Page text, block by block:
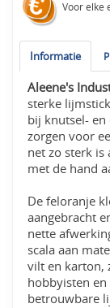
Voor elke
Informatie
Aleene's
sterke
bij knutsel- en
zorgen voor
net zo sterk is
met de hand
De feloranje
aangebracht
nette
scala aan
vilt en karton,
hobbyisten en
betrouwbare